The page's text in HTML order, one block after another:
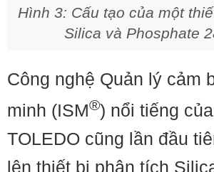
Hình 3: Cấu tạo của một
Silica và Phosphate
Công nghệ Quản lý cảm
minh (ISM®) nổi tiếng
TOLEDO cũng lần đầu
lên thiết bị phân tích